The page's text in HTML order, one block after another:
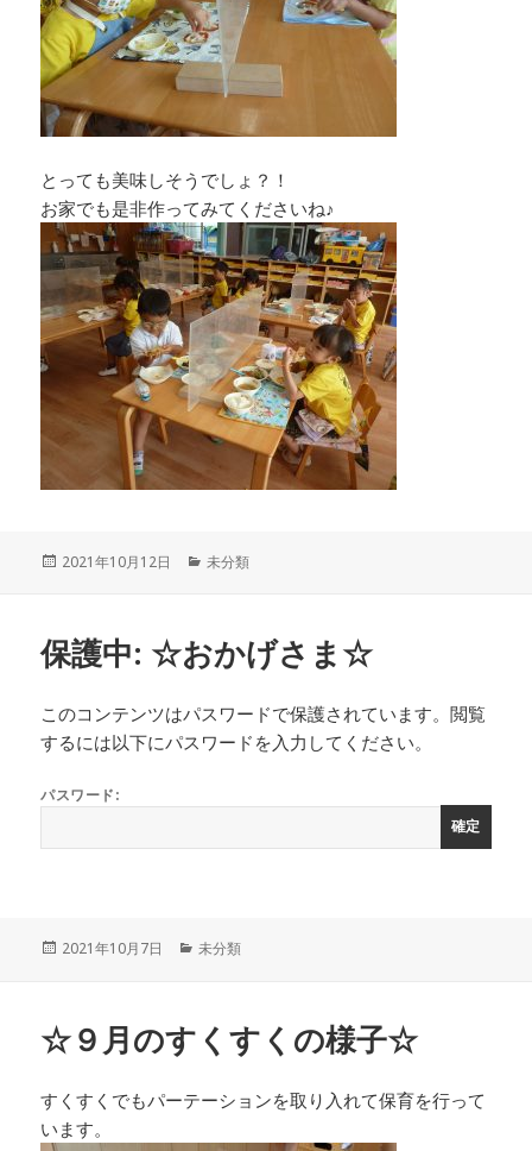
とっても美味しそうでしょ？！
お家でも是非作ってみてくださいね♪
投
2021年10月12日
カ
ー
未分類
保護中: ☆おかげさま☆
このコンテンツはパスワードで保護されています。閲覧
するには以下にパスワードを入力してください。
パスワード:
投
2021年10月7日
カ
ー
未分類
☆９月のすくすくの様子☆
すくすくでもパーテーションを取り入れて保育を行って
います。